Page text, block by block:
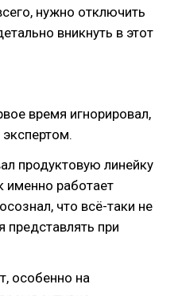
нужно отключить
вникнуть в этот
время игнорировал,
продуктовую линейку
именно работает
что всё-таки не
представлять при
особенно на